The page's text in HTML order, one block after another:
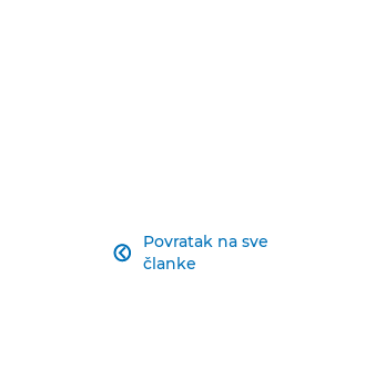
Povratak na sve
članke
